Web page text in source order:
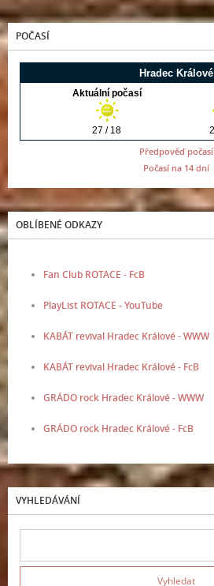
POČASÍ
Předpověď počasí
Počasí na 14 dní
OBLÍBENÉ ODKAZY
Fan Club ROTACE - FcB
PlayList ROTACE - YouTube
KABÁT revival Hradec Králové - WWW
KABÁT revival Hradec Králové - FcB
GRÁDO rock Hradec Králové - WWW
GRÁDO rock Hradec Králové - FcB
VYHLEDÁVÁNÍ